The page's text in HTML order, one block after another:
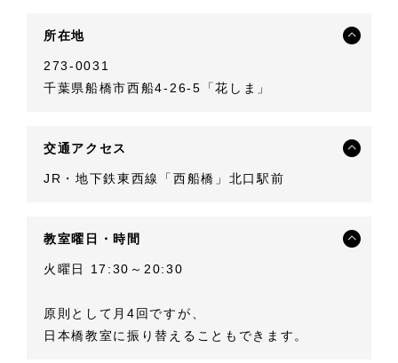
所在地
273-0031
千葉県船橋市西船4-26-5「花しま」
交通アクセス
JR・地下鉄東西線「西船橋」北口駅前
教室曜日・時間
火曜日 17:30～20:30
原則として月4回ですが、
日本橋教室に振り替えることもできます。